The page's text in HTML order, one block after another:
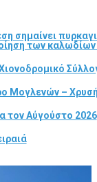
σημαίνει
των
Μογλενών –
τον Αύγούστο 2026